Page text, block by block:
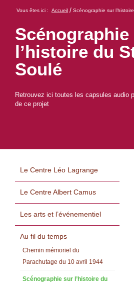
Vous êtes ici : Accueil / Scénographie sur
Scénographie
l’histoire du
Soulé
Retrouvez ici toutes les capsules audio
de ce projet
Le Centre Léo Lagrange
Le Centre Albert Camus
Les arts et l’événementiel
Au fil du temps
Chemin mémoriel du
Parachutage du 10 avril 1944
Scénographie sur l’histoire du